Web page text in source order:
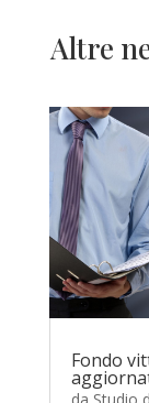
Altre
Fondo
da Studio